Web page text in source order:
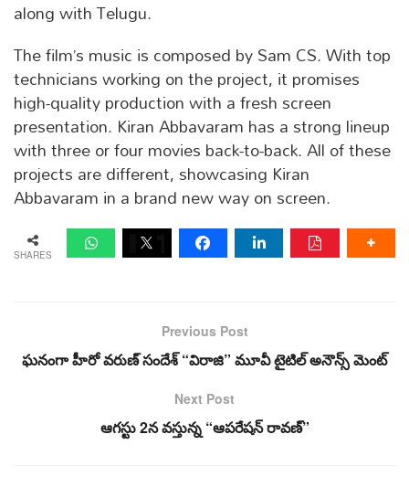
along with Telugu.
The film’s music is composed by Sam CS. With top
technicians working on the project, it promises
high-quality production with a fresh screen
presentation. Kiran Abbavaram has a strong lineup
with three or four movies back-to-back. All of these
projects are different, showcasing Kiran
Abbavaram in a brand new way on screen.
SHARES
Previous Post
ఘనంగా హీరో వరుణ్ సందేశ్ “విరాజి” మూవీ టైటిల్ అనౌన్స్ మెంట్
Next Post
ఆగస్టు 2న వస్తున్న “ఆపరేషన్ రావణ్”